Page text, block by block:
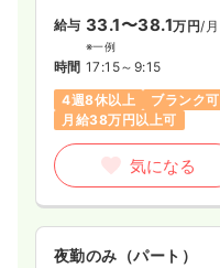
給与 33.1〜38.1万円/月
※一例
時間 17:15～9:15
4週8休以上
ブランク可
月給38万円以上可
気になる
夜勤のみ（パート）